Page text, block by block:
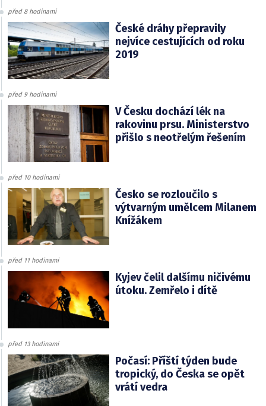
před 8 hodinami
České dráhy přepravily
nejvíce cestujících od roku
2019
před 9 hodinami
V Česku dochází lék na
rakovinu prsu. Ministerstvo
přišlo s neotřelým řešením
před 10 hodinami
Česko se rozloučilo s
výtvarným umělcem Milanem
Knížákem
před 11 hodinami
Kyjev čelil dalšímu ničivému
útoku. Zemřelo i dítě
před 13 hodinami
Počasí: Příští týden bude
tropický, do Česka se opět
vrátí vedra